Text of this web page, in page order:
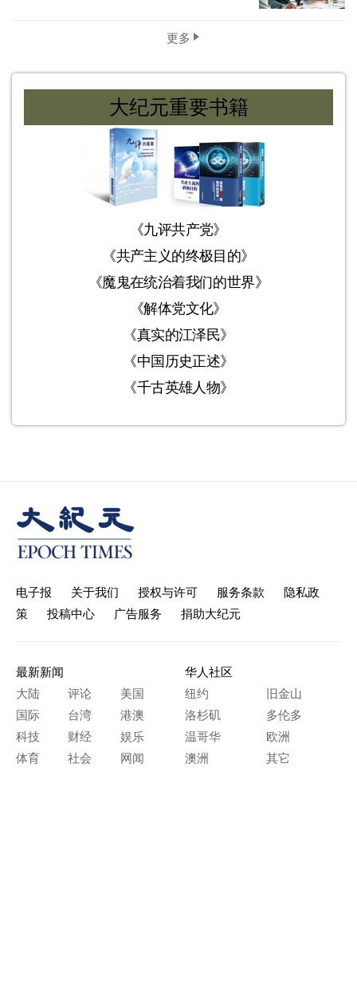
更多
大纪元重要书籍
《九评共产党》
《共产主义的终极目的》
《魔鬼在统治着我们的世界》
《解体党文化》
《真实的江泽民》
《中国历史正述》
《千古英雄人物》
电子报 关于我们 授权与许可 服务条款
隐私政
策
投稿中心 广告服务 捐助大纪元
最新新闻
大陆
评论
美国
国际
台湾
港澳
科技
财经
娱乐
体育
社会 网闻
华人社区
纽约
旧金山
洛杉矶
多伦多
温哥华
欧洲
澳洲
其它